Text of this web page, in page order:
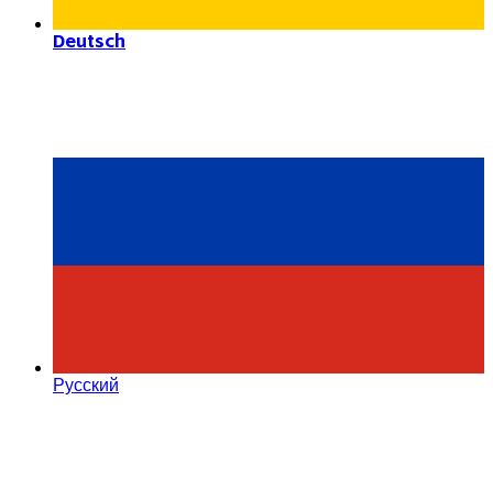
Deutsch
Русский